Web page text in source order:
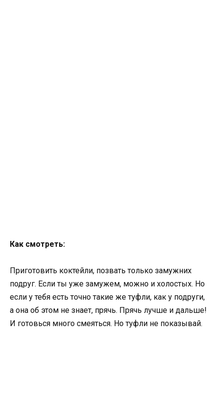
Как смотреть:
Приготовить коктейли, позвать только замужних
подруг. Если ты уже замужем, можно и холостых. Но
если у тебя есть точно такие же туфли, как у подруги,
а она об этом не знает, прячь. Прячь лучше и дальше!
И готовься много смеяться. Но туфли не показывай.